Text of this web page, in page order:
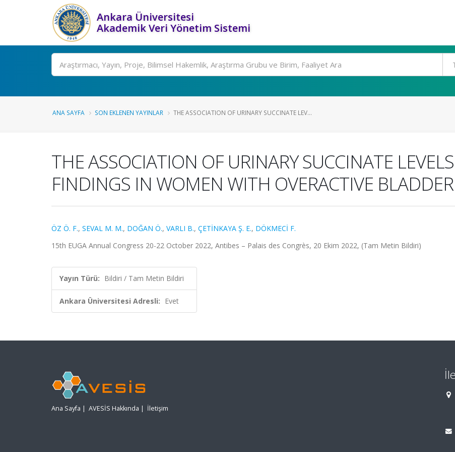
Ankara Üniversitesi
Akademik Veri Yönetim Sistemi
Ara
ANA SAYFA SON EKLENEN YAYINLAR THE ASSOCIATION OF URINARY SUCCINATE LEV...
THE ASSOCIATION OF URINARY SUCCINATE
FINDINGS IN WOMEN WITH OVERACTIVE
ÖZ Ö. F., SEVAL M. M., DOĞAN Ö., VARLI B., ÇETİNKAYA Ş. E., DÖKMECİ F.
15th EUGA Annual Congress 20-22 October 2022, Antibes – Palais des Congrès, 20 Ekim 2022, (Tam Metin Bildiri)
Yayın Türü: Bildiri / Tam Metin Bildiri
Ankara Üniversitesi Adresli: Evet
Ana Sayfa | AVESİS Hakkında | İletişim